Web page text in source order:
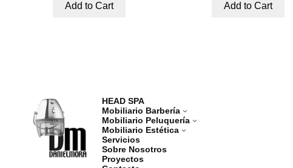
Add to Cart
Add to Cart
HEAD SPA
Mobiliario Barbería
Mobiliario Peluquería
Mobiliario Estética
Servicios
Sobre Nosotros
Proyectos